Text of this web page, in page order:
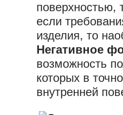
поверхностью,
если
изделия, то
Негативное
возможность
которых в
внутренней